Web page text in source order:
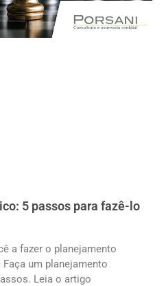
5 passos para fazê-lo
a fazer o planejamento
um planejamento
Leia o artigo